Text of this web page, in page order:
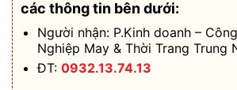
các thông tin bên dưới:
Người nhận: P.Kinh doanh –
Nghiệp May & Thời Trang Trung
ĐT: 0932.13.74.13